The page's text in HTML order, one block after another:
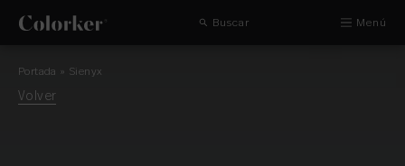
Buscar Menú
Portada » Sienyx
Volver